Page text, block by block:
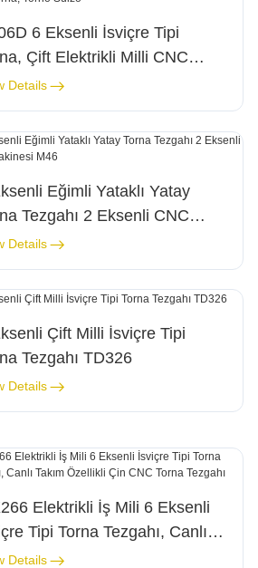
6 Eksenli İsviçre Tipi
Çift Elektrikli Milli CNC
Torno Suizo
Details
Eğimli Yataklı Yatay
Tezgahı 2 Eksenli CNC
M46
Details
Çift Milli İsviçre Tipi
Tezgahı TD326
Details
Elektrikli İş Mili 6 Eksenli
Tipi Torna Tezgahı, Canlı
Özellikli Çin CNC Torna
Details